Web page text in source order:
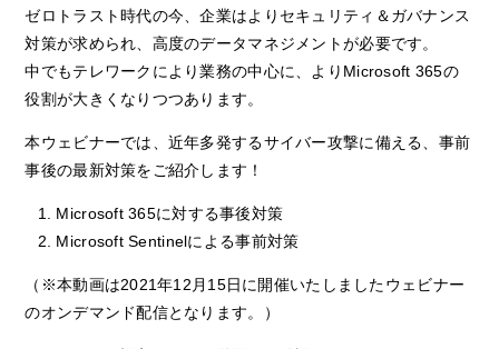
ゼロトラスト時代の今、企業はよりセキュリティ＆ガバナンス
対策が求められ、高度のデータマネジメントが必要です。
中でもテレワークにより業務の中心に、よりMicrosoft 365の
役割が大きくなりつつあります。
本ウェビナーでは、近年多発するサイバー攻撃に備える、事前
事後の最新対策をご紹介します！
Microsoft 365に対する事後対策
Microsoft Sentinelによる事前対策
（※本動画は2021年12月15日に開催いたしましたウェビナー
のオンデマンド配信となります。）